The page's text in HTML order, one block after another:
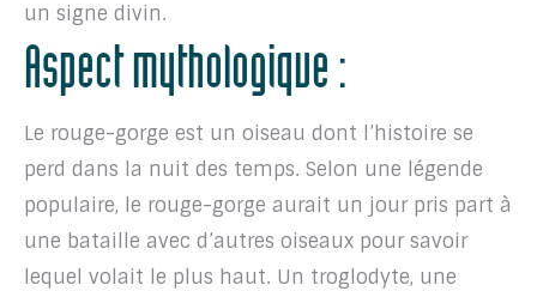
un signe divin.
Aspect mythologique :
Le rouge-gorge est un oiseau dont l’histoire se
perd dans la nuit des temps. Selon une légende
populaire, le rouge-gorge aurait un jour pris part à
une bataille avec d’autres oiseaux pour savoir
lequel volait le plus haut. Un troglodyte, une